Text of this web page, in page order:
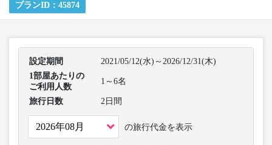
プランID： 45874
設定期間
2021/05/12(水)～2026/12/31(木)
1部屋あたりの
ご利用人数
1～6名
旅行日数 2日間
の旅行代金を表示